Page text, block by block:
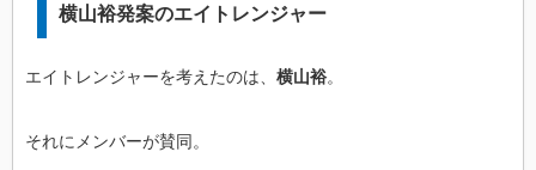
横山裕発案のエイトレンジャー
エイトレンジャーを考えたのは、 横山裕。
それにメンバーが賛同。